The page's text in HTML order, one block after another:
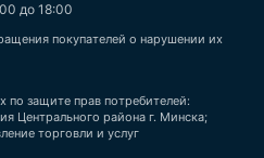
до 18:00
покупателей о нарушении их
по защите прав потребителей:
Центрального района г. Минска;
торговли и услуг